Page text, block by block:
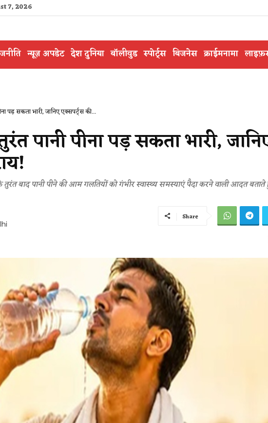
7, 2026
न्यूज़ अपडेट देश दुनिया बॉलीवुड स्पोर्ट्स बिजनेस क्राईमनामा
पड़ सकता भारी, जानिए एक्सपर्ट्स की...
पानी पीना पड़ सकता भारी,
बाद पानी पीने की आम गलतियों को गंभीर स्वास्थ्य समस्याएं पैदा करने वाली आदत बताते
Share